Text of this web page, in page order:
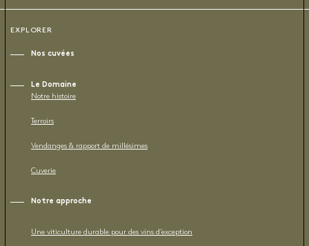
EXPLORER
Nos cuvées
Le Domaine
Notre histoire
Terroirs
Vendanges & rapport de millésimes
Cuverie
Notre approche
Une viticulture durable pour des vins d’exception